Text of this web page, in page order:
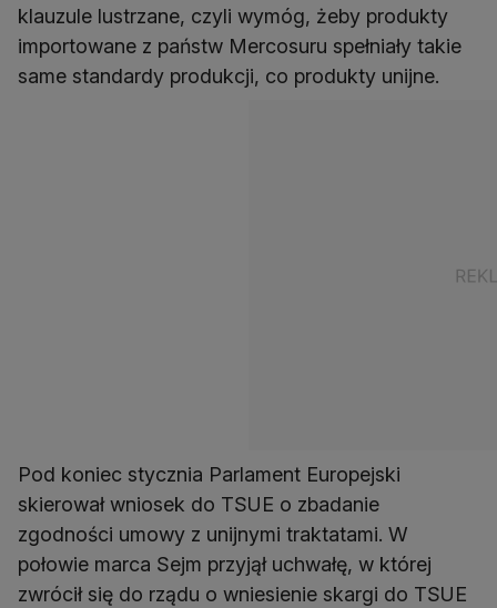
klauzule lustrzane, czyli wymóg, żeby produkty
importowane z państw Mercosuru spełniały takie
same standardy produkcji, co produkty unijne.
Pod koniec stycznia Parlament Europejski
skierował wniosek do TSUE o zbadanie
zgodności umowy z unijnymi traktatami. W
połowie marca Sejm przyjął uchwałę, w której
zwrócił się do rządu o wniesienie skargi do TSUE